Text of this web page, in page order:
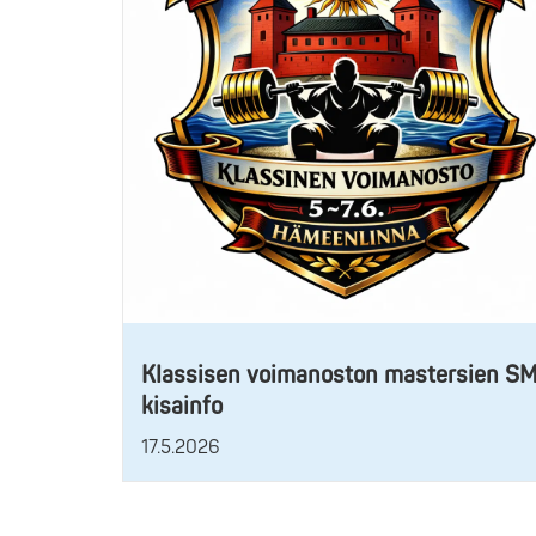
Klassisen voimanoston mastersien
kisainfo
17.5.2026